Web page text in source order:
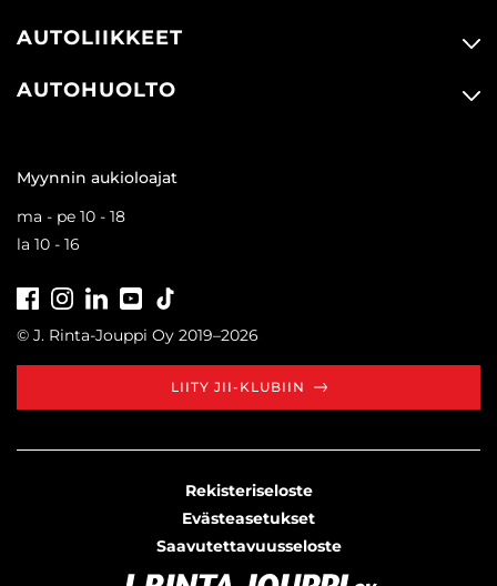
AUTOLIIKKEET
AUTOHUOLTO
Myynnin aukioloajat
ma - pe 10 - 18
la 10 - 16
FacebookInstagramLinkedInYoutube
© J. Rinta-Jouppi Oy 2019–2026
LIITY JII-KLUBIIN
Rekisteriseloste
Evästeasetukset
Saavutettavuusseloste